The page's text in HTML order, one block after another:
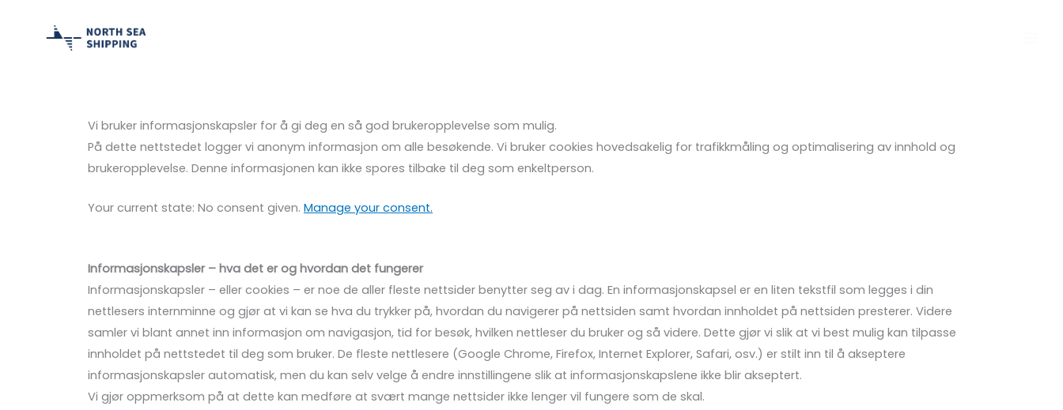
Vi bruker informasjonskapsler for å gi deg en så god brukeropplevelse som mulig.
På dette nettstedet logger vi anonym informasjon om alle besøkende. Vi bruker cookies hovedsakelig for trafikkmåling og optimalisering av innhold og
brukeropplevelse. Denne informasjonen kan ikke spores tilbake til deg som enkeltperson.
Your current state: No consent given. Manage your consent.
Informasjonskapsler – hva det er og hvordan det fungerer
Informasjonskapsler – eller cookies – er noe de aller fleste nettsider benytter seg av i dag. En informasjonskapsel er en liten tekstfil som legges i din
nettlesers internminne og gjør at vi kan se hva du trykker på, hvordan du navigerer på nettsiden samt hvordan innholdet på nettsiden presterer. Videre
samler vi blant annet inn informasjon om navigasjon, tid for besøk, hvilken nettleser du bruker og så videre. Dette gjør vi slik at vi best mulig kan tilpasse
innholdet på nettstedet til deg som bruker. De fleste nettlesere (Google Chrome, Firefox, Internet Explorer, Safari, osv.) er stilt inn til å akseptere
informasjonskapsler automatisk, men du kan selv velge å endre innstillingene slik at informasjonskapslene ikke blir akseptert.
Vi gjør oppmerksom på at dette kan medføre at svært mange nettsider ikke lenger vil fungere som de skal.